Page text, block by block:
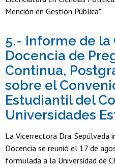
Mención en Gestión Pública".
5.- Informe de la
Docencia de
Continua,
sobre el
Estudiantil del
Universidades
La Vicerrectora Dra. Sepúlveda
Docencia se reunió el 17 de
formulada a la Universidad de